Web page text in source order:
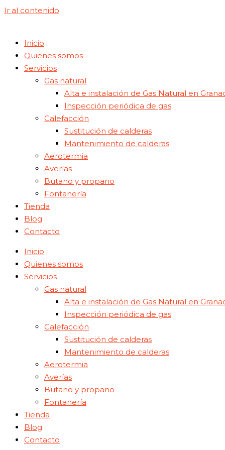
Ir al contenido
Inicio
Quienes somos
Servicios
Gas natural
Alta e instalación de Gas Natural en
Inspección periódica de gas
Calefacción
Sustitución de calderas
Mantenimiento de calderas
Aerotermia
Averías
Butano y propano
Fontanería
Tienda
Blog
Contacto
Inicio
Quienes somos
Servicios
Gas natural
Alta e instalación de Gas Natural en
Inspección periódica de gas
Calefacción
Sustitución de calderas
Mantenimiento de calderas
Aerotermia
Averías
Butano y propano
Fontanería
Tienda
Blog
Contacto